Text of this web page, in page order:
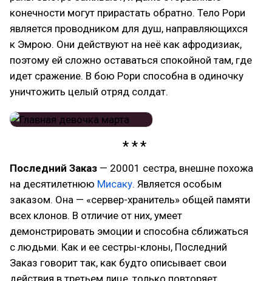
конечности могут прирастать обратно. Тело Рори
является проводником для душ, направляющихся
к Эмрою. Они действуют на неё как афродизиак,
поэтому ей сложно оставаться спокойной там, где
идет сражение. В бою Рори способна в одиночку
уничтожить целый отряд солдат.
Последний Заказ — 20001 сестра, внешне похожа
на десятилетнюю Мисаку. Является особым
заказом. Она — «сервер-хранитель» общей памяти
всех клонов. В отличие от них, умеет
демонстрировать эмоции и способна сближаться
с людьми. Как и ее сестры-клоны, Последний
Заказ говорит так, как будто описывает свои
действия в третьем лице, только повторяет